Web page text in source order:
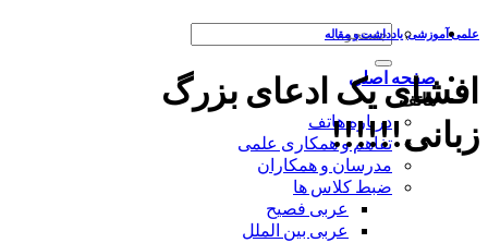
جستجو
صفحه اصلی
هاتف
درباره هاتف
تفاهم و همکاری علمی
مدرسان و همکاران
ضبط کلاس ها
عربی فصیح
عربی بین الملل
علمی آموزشی,یادداشت‌ و مقاله
افشای یک ادعای بزرگ
زبانی!!!!!!